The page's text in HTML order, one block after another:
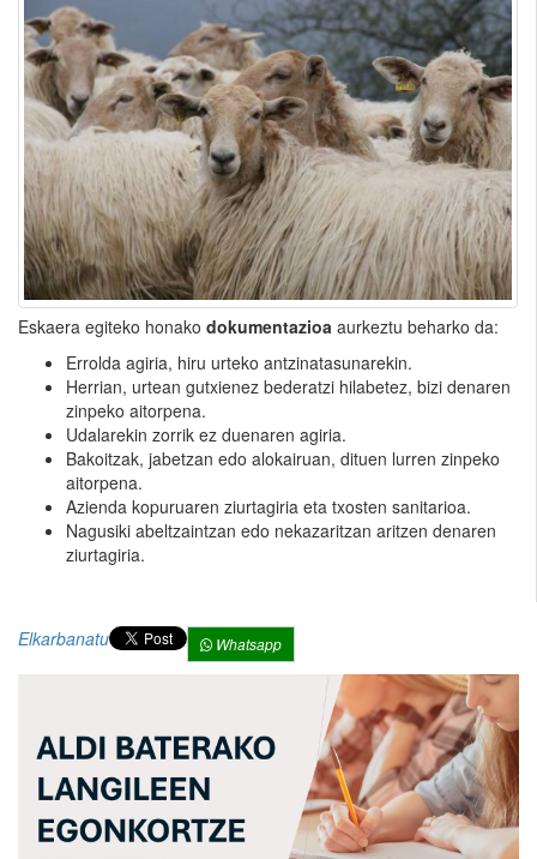
Eskaera egiteko honako dokumentazioa aurkeztu beharko da:
Errolda agiria, hiru urteko antzinatasunarekin.
Herrian, urtean gutxienez bederatzi hilabetez, bizi denaren
zinpeko aitorpena.
Udalarekin zorrik ez duenaren agiria.
Bakoitzak, jabetzan edo alokairuan, dituen lurren zinpeko
aitorpena.
Azienda kopuruaren ziurtagiria eta txosten sanitarioa.
Nagusiki abeltzaintzan edo nekazaritzan aritzen denaren
ziurtagiria.
Elkarbanatu Whatsapp